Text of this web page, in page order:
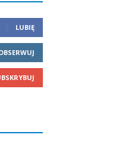
LUBIĘ